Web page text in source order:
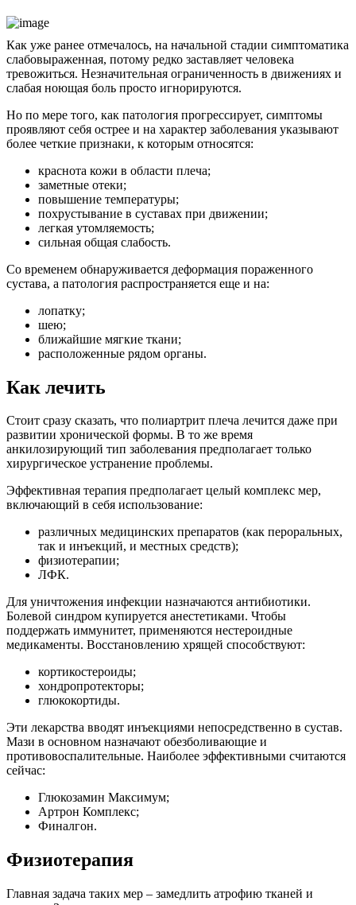
Как уже ранее отмечалось, на начальной стадии симптоматика
слабовыраженная, потому редко заставляет человека
тревожиться. Незначительная ограниченность в движениях и
слабая ноющая боль просто игнорируются.
Но по мере того, как патология прогрессирует, симптомы
проявляют себя острее и на характер заболевания указывают
более четкие признаки, к которым относятся:
краснота кожи в области плеча;
заметные отеки;
повышение температуры;
похрустывание в суставах при движении;
легкая утомляемость;
сильная общая слабость.
Со временем обнаруживается деформация пораженного
сустава, а патология распространяется еще и на:
лопатку;
шею;
ближайшие мягкие ткани;
расположенные рядом органы.
Как лечить
Стоит сразу сказать, что полиартрит плеча лечится даже при
развитии хронической формы. В то же время
анкилозирующий тип заболевания предполагает только
хирургическое устранение проблемы.
Эффективная терапия предполагает целый комплекс мер,
включающий в себя использование:
различных медицинских препаратов (как пероральных,
так и инъекций, и местных средств);
физиотерапии;
ЛФК.
Для уничтожения инфекции назначаются антибиотики.
Болевой синдром купируется анестетиками. Чтобы
поддержать иммунитет, применяются нестероидные
медикаменты. Восстановлению хрящей способствуют:
кортикостероиды;
хондропротекторы;
глюкокортиды.
Эти лекарства вводят инъекциями непосредственно в сустав.
Мази в основном назначают обезболивающие и
противовоспалительные. Наиболее эффективными считаются
сейчас:
Глюкозамин Максимум;
Артрон Комплекс;
Финалгон.
Физиотерапия
Главная задача таких мер – замедлить атрофию тканей и